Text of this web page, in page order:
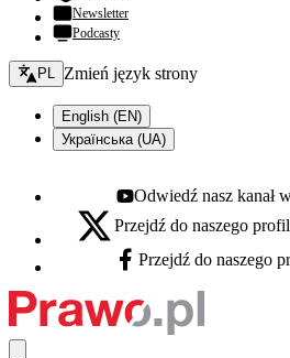
Newsletter
Podcasty
Zmień język - bieżący:
PL Zmień język strony
English (EN)
Українська (UA)
Youtube - otwiera się w nowej
Odwiedź nasz kanał
X - otwiera się w nowej karcie
Przejdź do naszego
Facebook - otwiera się w nowej
Przejdź do naszego